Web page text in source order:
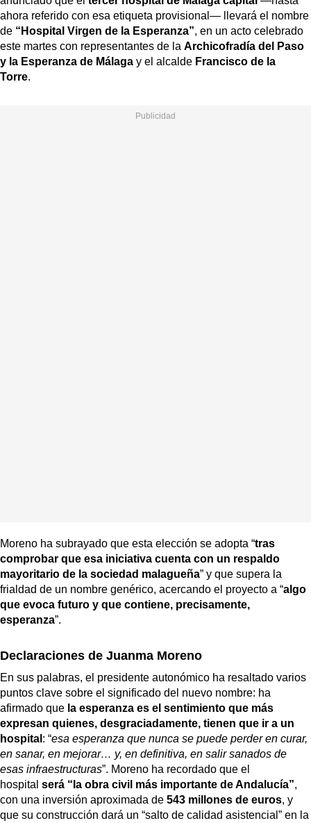
ahora referido con esa etiqueta provisional— llevará el nombre
de “Hospital Virgen de la Esperanza”, en un acto celebrado
este martes con representantes de la Archicofradía del Paso
y la Esperanza de Málaga y el alcalde Francisco de la
Torre.
Moreno ha subrayado que esta elección se adopta “tras
comprobar que esa iniciativa cuenta con un respaldo
mayoritario de la sociedad malagueña” y que supera la
frialdad de un nombre genérico, acercando el proyecto a “algo
que evoca futuro y que contiene, precisamente,
esperanza”.
Declaraciones de Juanma Moreno
En sus palabras, el presidente autonómico ha resaltado varios
puntos clave sobre el significado del nuevo nombre: ha
afirmado que la esperanza es el sentimiento que más
expresan quienes, desgraciadamente, tienen que ir a un
hospital : “esa esperanza que nunca se puede perder en curar,
en sanar, en mejorar… y, en definitiva, en salir sanados de
esas infraestructuras”. Moreno ha recordado que el
hospital será “la obra civil más importante de Andalucía”,
con una inversión aproximada de 543 millones de euros, y
que su construcción dará un “salto de calidad asistencial” en la